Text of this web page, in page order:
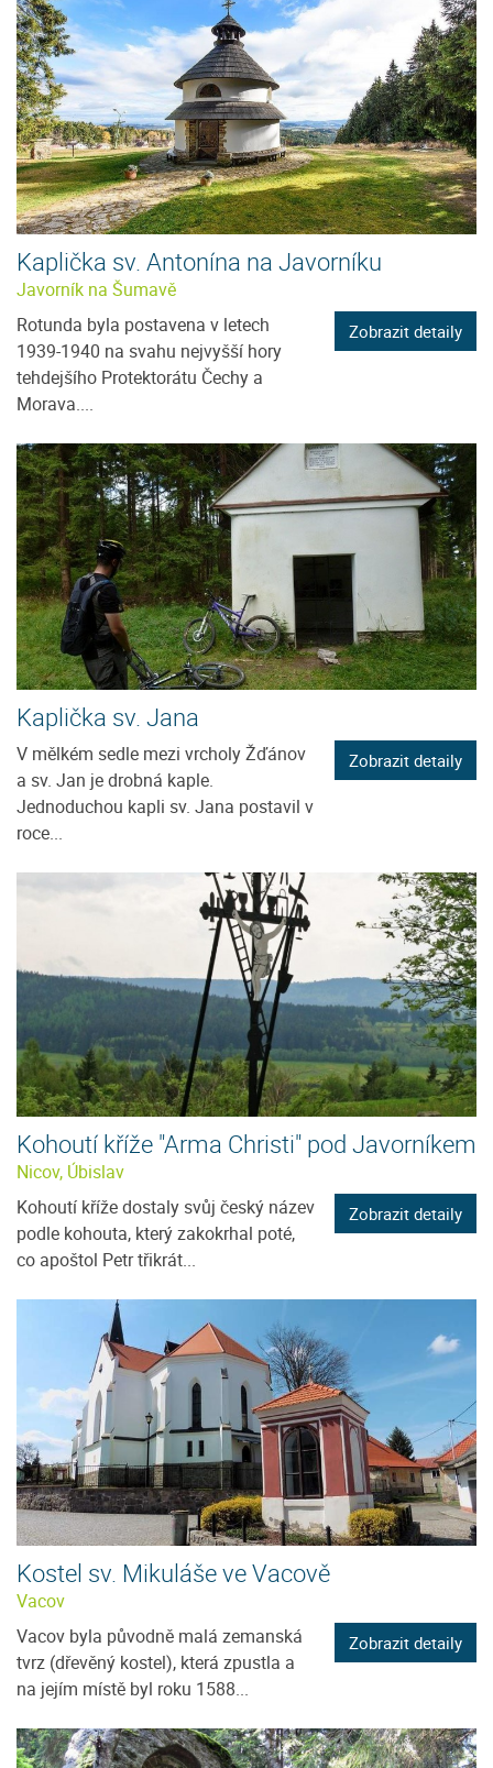
Kaplička sv. Antonína na Javorníku
Javorník na Šumavě
Rotunda byla postavena v letech
1939-1940 na svahu nejvyšší hory
tehdejšího Protektorátu Čechy a
Morava....
Zobrazit detaily
Kaplička sv. Jana
V mělkém sedle mezi vrcholy Žďánov
a sv. Jan je drobná kaple.
Jednoduchou kapli sv. Jana postavil v
roce...
Zobrazit detaily
Kohoutí kříže "Arma Christi" pod Javorníkem
Nicov, Úbislav
Kohoutí kříže dostaly svůj český název
podle kohouta, který zakokrhal poté,
co apoštol Petr třikrát...
Zobrazit detaily
Kostel sv. Mikuláše ve Vacově
Vacov
Vacov byla původně malá zemanská
tvrz (dřevěný kostel), která zpustla a
na jejím místě byl roku 1588...
Zobrazit detaily